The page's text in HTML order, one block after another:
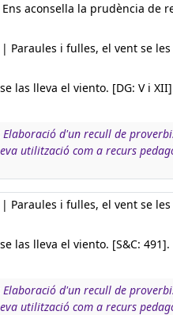
aconsella la prudència de
Paraules i fulles, el vent se
las lleva el viento. [DG: V i
Elaboració d'un recull de
utilització com a recurs
Paraules i fulles, el vent se
las lleva el viento. [S&C: 491].
Elaboració d'un recull de
utilització com a recurs